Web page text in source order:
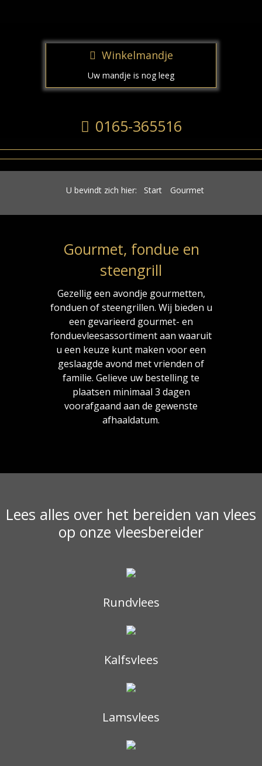
Winkelmandje
Uw mandje is nog leeg
0165-365516
U bevindt zich hier: Start Gourmet
Gourmet, fondue en
steengrill
Gezellig een avondje gourmetten,
fonduen of steengrillen. Wij bieden u
een gevarieerd gourmet- en
fonduevleesassortiment aan waaruit
u een keuze kunt maken voor een
geslaagde avond met vrienden of
familie. Gelieve uw bestelling te
plaatsen minimaal 3 dagen
voorafgaand aan de gewenste
afhaaldatum.
Lees alles over het bereiden van vlees
op onze vleesbereider
Rundvlees
Kalfsvlees
Lamsvlees